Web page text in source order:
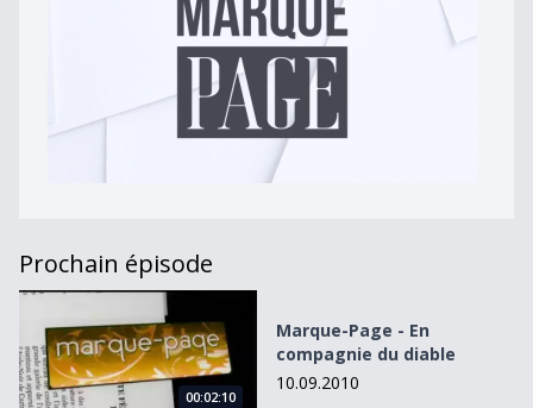
Prochain épisode
Marque-Page - En compagnie du diable
00:02:10
Marque-Page - En
compagnie du diable
10.09.2010